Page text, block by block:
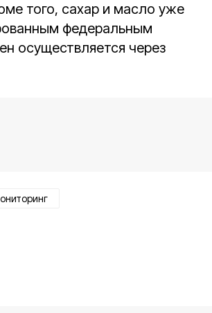
того, сахар и масло уже
федеральным
осуществляется через